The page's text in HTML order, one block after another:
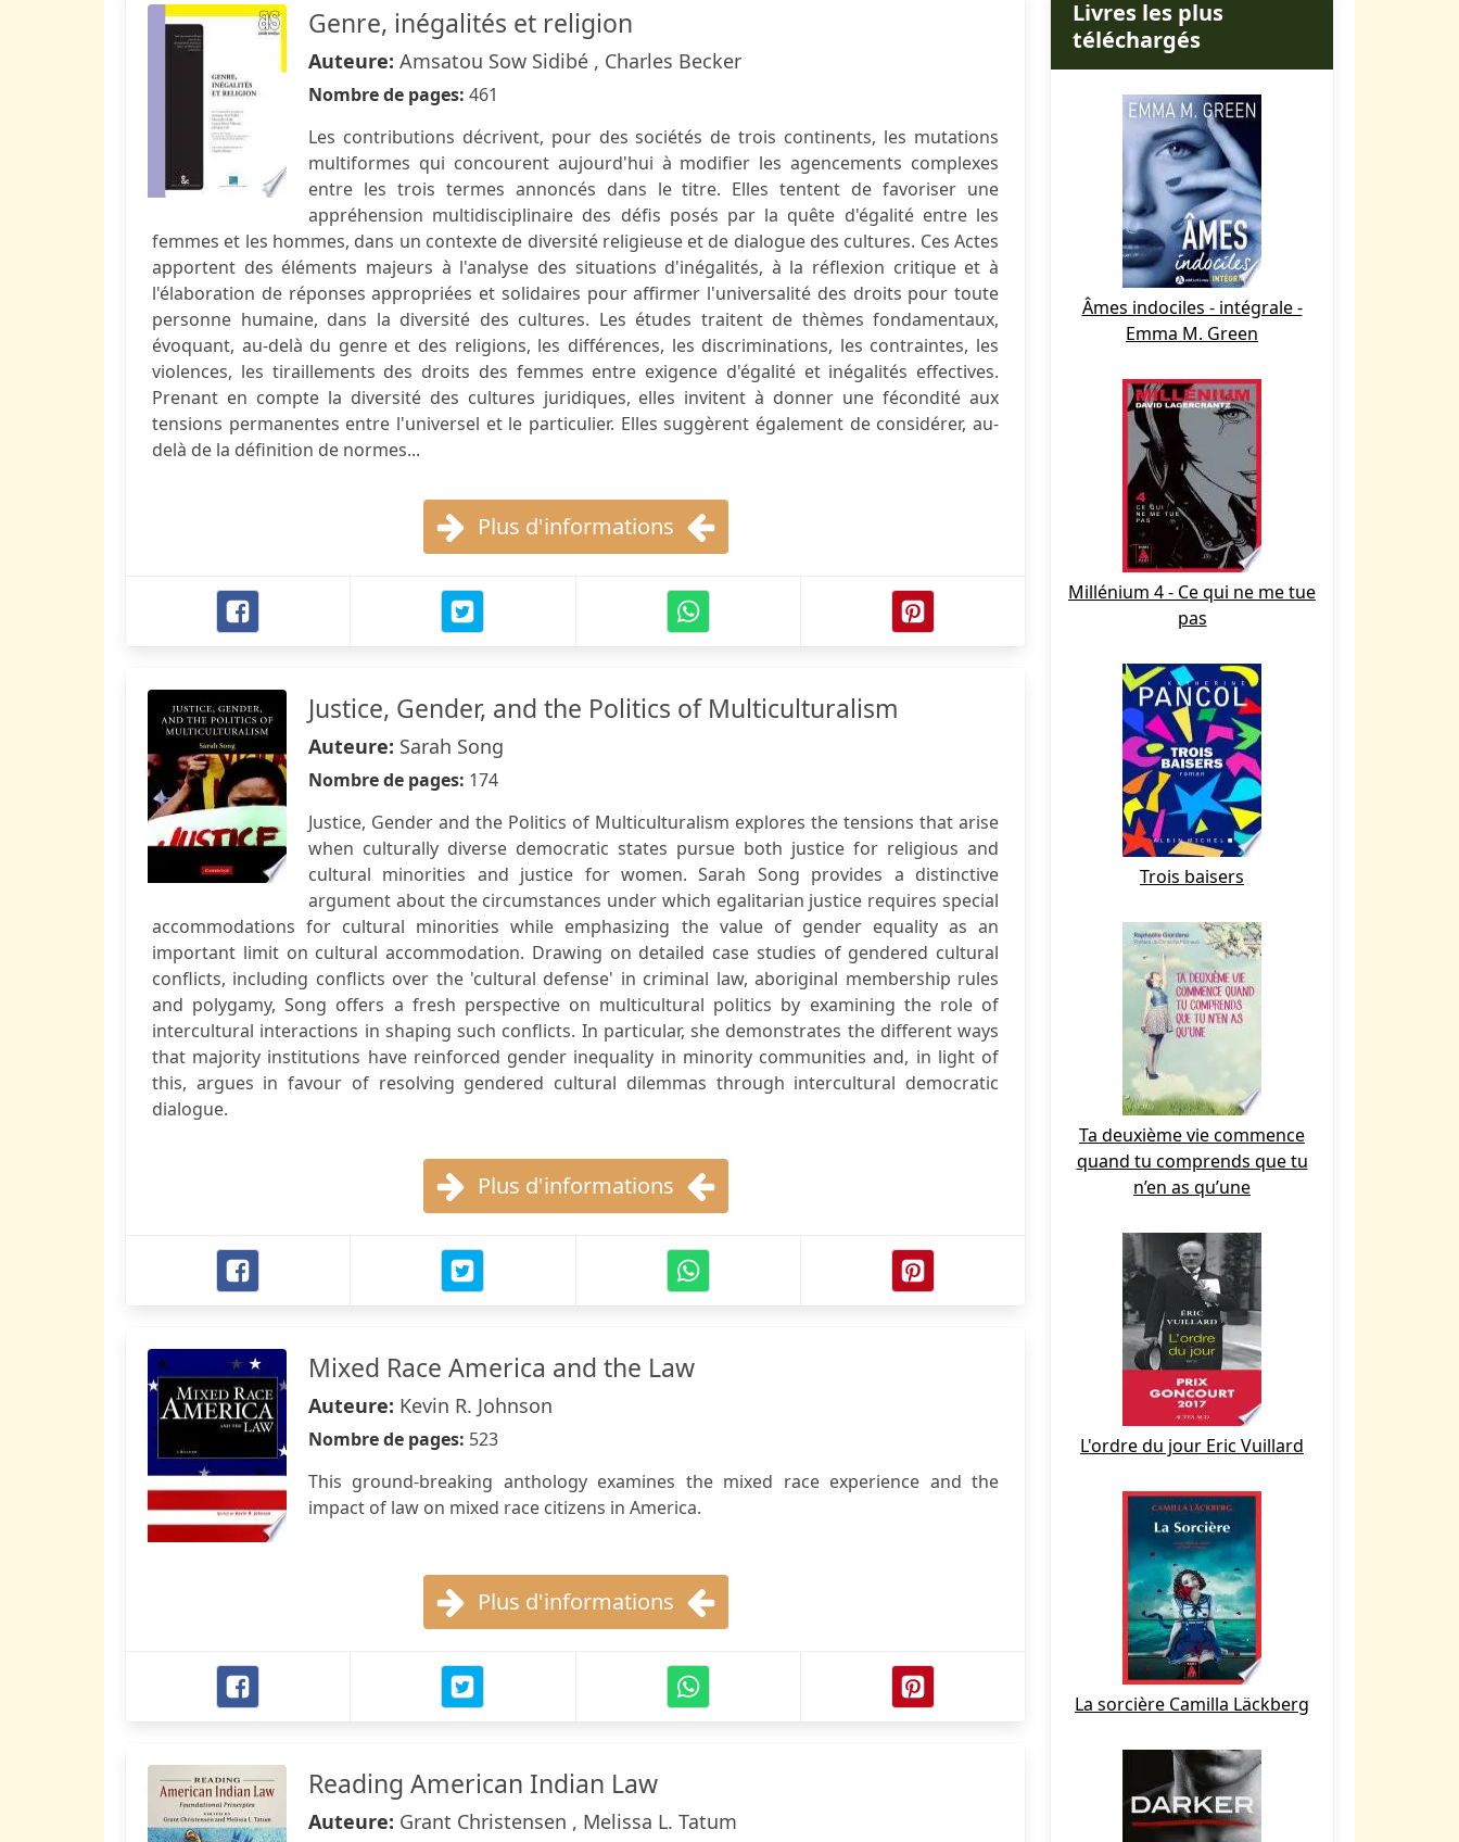
Genre, inégalités et religion
Auteure: Amsatou Sow Sidibé , Charles Becker
Nombre de pages: 461
Les contributions décrivent, pour des sociétés de trois continents, les mutations
multiformes qui concourent aujourd'hui à modifier les agencements complexes
entre les trois termes annoncés dans le titre. Elles tentent de favoriser une
appréhension multidisciplinaire des défis posés par la quête d'égalité entre les
femmes et les hommes, dans un contexte de diversité religieuse et de dialogue des cultures. Ces Actes
apportent des éléments majeurs à l'analyse des situations d'inégalités, à la réflexion critique et à
l'élaboration de réponses appropriées et solidaires pour affirmer l'universalité des droits pour toute
personne humaine, dans la diversité des cultures. Les études traitent de thèmes fondamentaux,
évoquant, au-delà du genre et des religions, les différences, les discriminations, les contraintes, les
violences, les tiraillements des droits des femmes entre exigence d'égalité et inégalités effectives.
Prenant en compte la diversité des cultures juridiques, elles invitent à donner une fécondité aux
tensions permanentes entre l'universel et le particulier. Elles suggèrent également de considérer, au-
delà de la définition de normes...
Plus d'informations
Justice, Gender, and the Politics of Multiculturalism
Auteure: Sarah Song
Nombre de pages: 174
Justice, Gender and the Politics of Multiculturalism explores the tensions that arise
when culturally diverse democratic states pursue both justice for religious and
cultural minorities and justice for women. Sarah Song provides a distinctive
argument about the circumstances under which egalitarian justice requires special
accommodations for cultural minorities while emphasizing the value of gender equality as an
important limit on cultural accommodation. Drawing on detailed case studies of gendered cultural
conflicts, including conflicts over the 'cultural defense' in criminal law, aboriginal membership rules
and polygamy, Song offers a fresh perspective on multicultural politics by examining the role of
intercultural interactions in shaping such conflicts. In particular, she demonstrates the different ways
that majority institutions have reinforced gender inequality in minority communities and, in light of
this, argues in favour of resolving gendered cultural dilemmas through intercultural democratic
dialogue.
Plus d'informations
Mixed Race America and the Law
Auteure: Kevin R. Johnson
Nombre de pages: 523
This ground-breaking anthology examines the mixed race experience and the
impact of law on mixed race citizens in America.
Plus d'informations
Reading American Indian Law
Auteure: Grant Christensen , Melissa L. Tatum
Livres les plus
téléchargés
Âmes indociles - intégrale -
Emma M. Green
Millénium 4 - Ce qui ne me tue
pas
Trois baisers
Ta deuxième vie commence
quand tu comprends que tu
n’en as qu’une
L'ordre du jour Eric Vuillard
La sorcière Camilla Läckberg